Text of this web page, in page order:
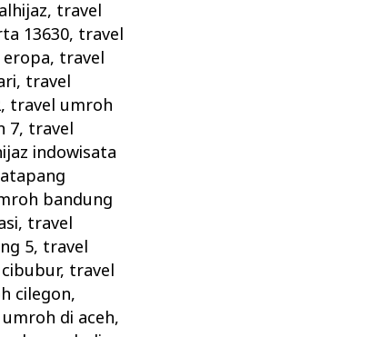
, travel
13630, travel
, travel
, travel
, travel umroh
7, travel
indowisata
bandung
, travel
5, travel
, travel
cilegon,
di aceh,